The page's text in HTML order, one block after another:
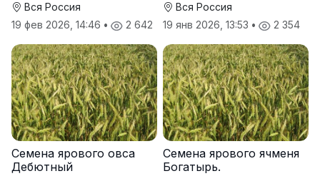
Вся Россия
19 фев 2026, 14:46 • 2 642
Вся Россия
19 янв 2026, 13:53 • 2 354
Семена ярового овса
Дебютный
Семена ярового ячменя
Богатырь.